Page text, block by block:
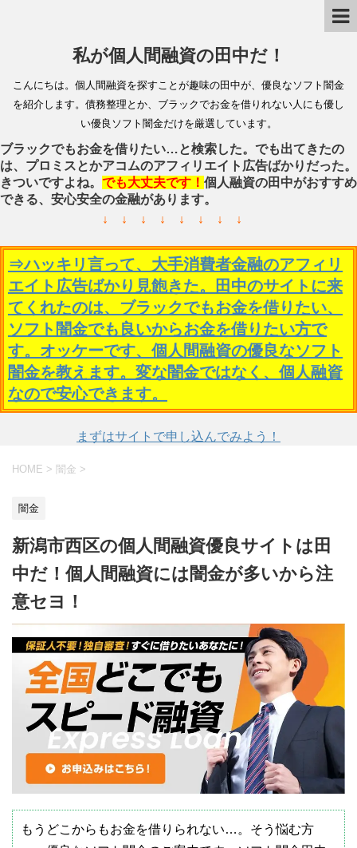
私が個人間融資の田中だ！
こんにちは。個人間融資を探すことが趣味の田中が、優良なソフト闇金
を紹介します。債務整理とか、ブラックでお金を借りれない人にも優し
い優良ソフト闇金だけを厳選しています。
ブラックでもお金を借りたい…と検索した。でも出てきたの
は、プロミスとかアコムのアフィリエイト広告ばかりだった。
きついですよね。 でも大丈夫です！ 個人融資の田中がおすすめ
できる、安心安全の金融があります。
↓ ↓ ↓ ↓ ↓ ↓ ↓ ↓
⇒ハッキリ言って、大手消費者金融のアフィリ
エイト広告ばかり見飽きた。田中のサイトに来
てくれたのは、ブラックでもお金を借りたい、
ソフト闇金でも良いからお金を借りたい方で
す。オッケーです、個人間融資の優良なソフト
闇金を教えます。変な闇金ではなく、個人融資
なので安心できます。
まずはサイトで申し込んでみよう！
HOME > 闇金 >
闇金
新潟市西区の個人間融資優良サイトは田
中だ！個人間融資には闇金が多いから注
意セヨ！
もうどこからもお金を借りられない…。そう悩む方